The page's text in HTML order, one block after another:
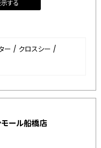
する
ー / クロスシー /
モール船橋店